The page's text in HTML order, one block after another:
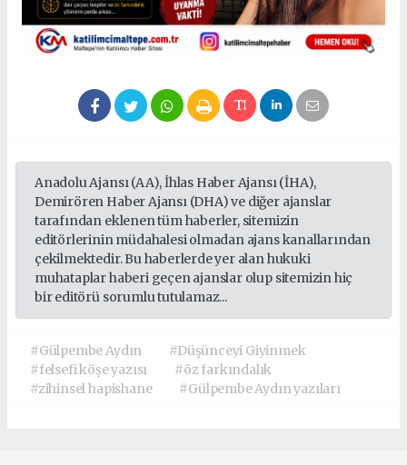
Anadolu Ajansı (AA), İhlas Haber Ajansı (İHA),
Demirören Haber Ajansı (DHA) ve diğer ajanslar
tarafından eklenen tüm haberler, sitemizin
editörlerinin müdahalesi olmadan ajans kanallarından
çekilmektedir. Bu haberlerde yer alan hukuki
muhataplar haberi geçen ajanslar olup sitemizin hiç
bir editörü sorumlu tutulamaz...
#Gülpembe Aydın
#Düşünceyi Giyinmek
#felsefi köşe yazısı
#öz farkındalık
#zihinsel hapishane
#Gülpembe Aydın yazıları